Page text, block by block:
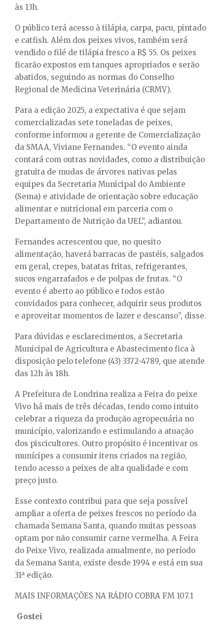
às 13h.
O público terá acesso à tilápia, carpa, pacu, pintado
e catfish. Além dos peixes vivos, também será
vendido o filé de tilápia fresco a R$ 55. Os peixes
ficarão expostos em tanques apropriados e serão
abatidos, seguindo as normas do Conselho
Regional de Medicina Veterinária (CRMV).
Para a edição 2025, a expectativa é que sejam
comercializadas sete toneladas de peixes,
conforme informou a gerente de Comercialização
da SMAA, Viviane Fernandes. “O evento ainda
contará com outras novidades, como a distribuição
gratuita de mudas de árvores nativas pelas
equipes da Secretaria Municipal do Ambiente
(Sema) e atividade de orientação sobre educação
alimentar e nutricional em parceria com o
Departamento de Nutrição da UEL”, adiantou.
Fernandes acrescentou que, no quesito
alimentação, haverá barracas de pastéis, salgados
em geral, crepes, batatas fritas, refrigerantes,
sucos engarrafados e de polpas de frutas. “O
evento é aberto ao público e todos estão
convidados para conhecer, adquirir seus produtos
e aproveitar momentos de lazer e descanso”, disse.
Para dúvidas e esclarecimentos, a Secretaria
Municipal de Agricultura e Abastecimento fica à
disposição pelo telefone (43) 3372-4789, que atende
das 12h às 18h.
A Prefeitura de Londrina realiza a Feira do peixe
Vivo há mais de três décadas, tendo como intuito
celebrar a riqueza da produção agropecuária no
município, valorizando e estimulando a atuação
dos piscicultores. Outro propósito é incentivar os
munícipes a consumir itens criados na região,
tendo acesso a peixes de alta qualidade e com
preço justo.
Esse contexto contribui para que seja possível
ampliar a oferta de peixes frescos no período da
chamada Semana Santa, quando muitas pessoas
optam por não consumir carne vermelha. A Feira
do Peixe Vivo, realizada anualmente, no período
da Semana Santa, existe desde 1994 e está em sua
31ª edição.
MAIS INFORMAÇÕES NA RÁDIO COBRA FM 107.1
Gostei